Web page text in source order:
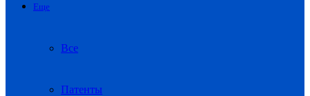
Еще
Все
Патенты